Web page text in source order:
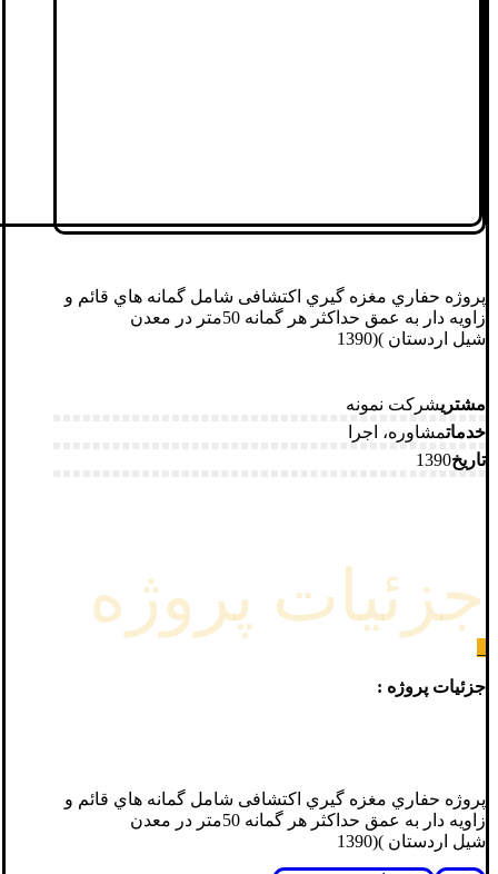
پروژه حفاري مغزه گیري اکتشافی شامل گمانه هاي قائم و
زاویه دار به عمق حداکثر هر گمانه 50متر در معدن
شیل اردستان )(1390
مشتریشرکت نمونه
خدماتمشاوره، اجرا
تاریخ1390
جزئیات پروژه
جزئیات پروژه :
پروژه حفاري مغزه گیري اکتشافی شامل گمانه هاي قائم و
زاویه دار به عمق حداکثر هر گمانه 50متر در معدن
شیل اردستان )(1390